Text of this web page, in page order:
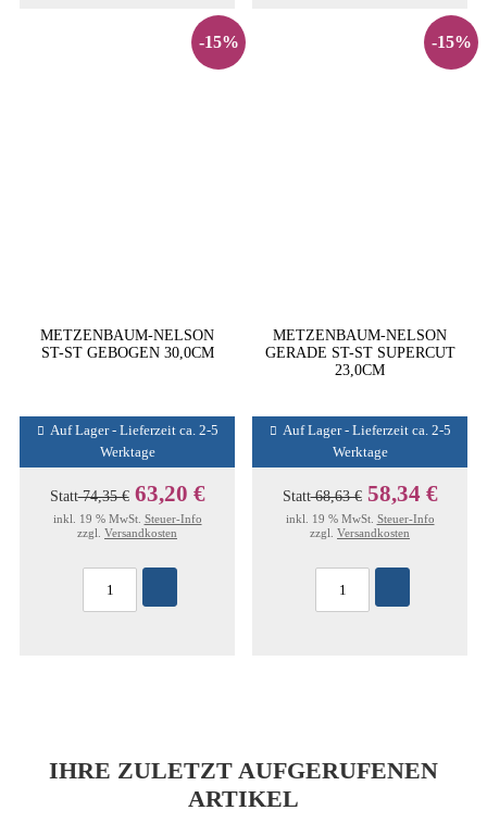
-15%
METZENBAUM-NELSON
ST-ST GEBOGEN 30,0CM
Auf Lager - Lieferzeit ca. 2-5
Werktage
Statt74,35 € 63,20 €
inkl. 19 % MwSt. Steuer-Info
zzgl. Versandkosten
-15%
METZENBAUM-NELSON
GERADE ST-ST SUPERCUT
23,0CM
Auf Lager - Lieferzeit ca. 2-5
Werktage
Statt68,63 € 58,34 €
inkl. 19 % MwSt. Steuer-Info
zzgl. Versandkosten
IHRE ZULETZT AUFGERUFENEN
ARTIKEL